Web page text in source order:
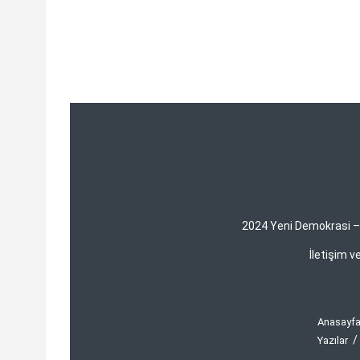
2024 Yeni Demokrasi
İletişim
Anasayfa
Yazılar